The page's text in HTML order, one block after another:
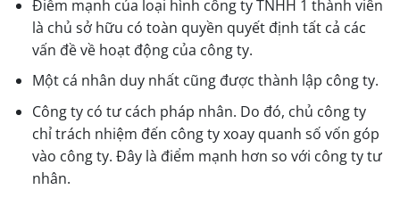
Điểm mạnh của loại hình công ty TNHH 1 thành viên
là chủ sở hữu có toàn quyền quyết định tất cả các
vấn đề về hoạt động của công ty.
Một cá nhân duy nhất cũng được thành lập công ty.
Công ty có tư cách pháp nhân. Do đó, chủ công ty
chỉ trách nhiệm đến công ty xoay quanh số vốn góp
vào công ty. Đây là điểm mạnh hơn so với công ty tư
nhân.